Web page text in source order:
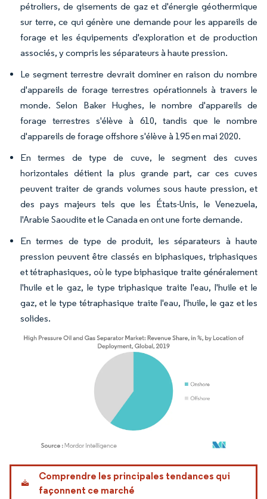
pétroliers, de gisements de gaz et d'énergie géothermique
sur terre, ce qui génère une demande pour les appareils de
forage et les équipements d'exploration et de production
associés, y compris les séparateurs à haute pression.
Le segment terrestre devrait dominer en raison du nombre
d'appareils de forage terrestres opérationnels à travers le
monde. Selon Baker Hughes, le nombre d'appareils de
forage terrestres s'élève à 610, tandis que le nombre
d'appareils de forage offshore s'élève à 195 en mai 2020.
En termes de type de cuve, le segment des cuves
horizontales détient la plus grande part, car ces cuves
peuvent traiter de grands volumes sous haute pression, et
des pays majeurs tels que les États-Unis, le Venezuela,
l'Arabie Saoudite et le Canada en ont une forte demande.
En termes de type de produit, les séparateurs à haute
pression peuvent être classés en biphasiques, triphasiques
et tétraphasiques, où le type biphasique traite généralement
l'huile et le gaz, le type triphasique traite l'eau, l'huile et le
gaz, et le type tétraphasique traite l'eau, l'huile, le gaz et les
solides.
Image © Mordor Intelligence. La réutilisation nécessite une attribution sous CC BY
Comprendre les principales tendances qui
façonnent ce marché